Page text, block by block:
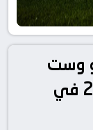
و وست
هام يونايتد بتاريخ 2026-02-28 في